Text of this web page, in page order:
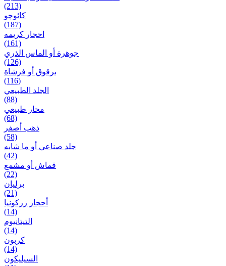
(213)
کائوچو
(187)
احجار کریمه
(161)
جوهرة أو الماس الذري
(126)
برقوق أو فرشاة
(116)
الجلد الطبيعي
(88)
محار طبيعي
(68)
ذهب أصفر
(58)
جلد صناعي أو ما شابه
(42)
قماش أو مشمع
(22)
برلیان
(21)
أحجار زركونيا
(14)
التيتانيوم
(14)
كربون
(14)
السيليكون